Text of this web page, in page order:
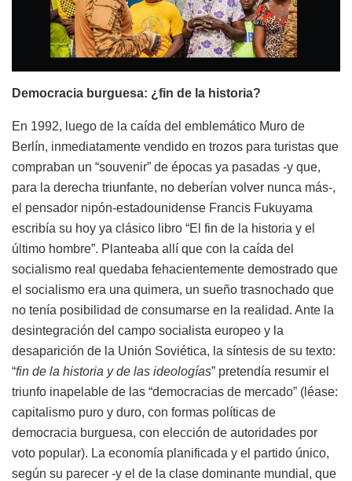
Democracia burguesa: ¿fin de la historia?
En 1992, luego de la caída del emblemático Muro de
Berlín, inmediatamente vendido en trozos para turistas que
compraban un “souvenir” de épocas ya pasadas -y que,
para la derecha triunfante, no deberían volver nunca más-,
el pensador nipón-estadounidense Francis Fukuyama
escribía su hoy ya clásico libro “El fin de la historia y el
último hombre”. Planteaba allí que con la caída del
socialismo real quedaba fehacientemente demostrado que
el socialismo era una quimera, un sueño trasnochado que
no tenía posibilidad de consumarse en la realidad. Ante la
desintegración del campo socialista europeo y la
desaparición de la Unión Soviética, la síntesis de su texto:
“fin de la historia y de las ideologías” pretendía resumir el
triunfo inapelable de las “democracias de mercado” (léase:
capitalismo puro y duro, con formas políticas de
democracia burguesa, con elección de autoridades por
voto popular). La economía planificada y el partido único,
según su parecer -y el de la clase dominante mundial, que